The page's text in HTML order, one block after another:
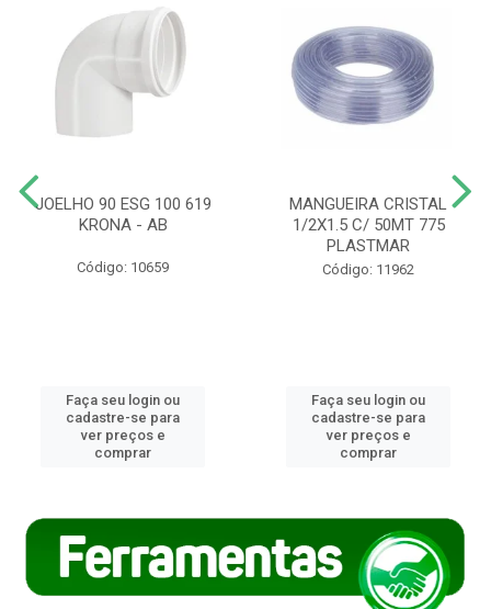
JOELHO 90 ESG 100 619
KRONA - AB
Código: 10659
Faça seu login ou
cadastre-se para
ver preços e
comprar
MANGUEIRA CRISTAL
1/2X1.5 C/ 50MT 775
PLASTMAR
Código: 11962
Faça seu login ou
cadastre-se para
ver preços e
comprar